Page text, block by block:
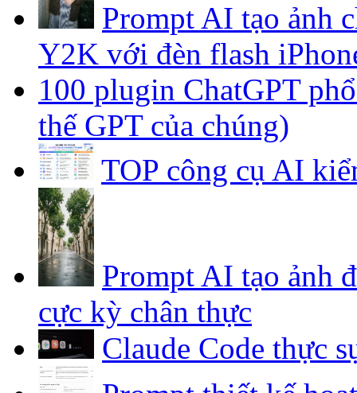
Prompt AI tạo ảnh
Y2K với đèn flash
100 plugin ChatGPT
thế GPT của chúng)
TOP công cụ AI
Prompt AI tạo ảnh
cực kỳ chân thực
Claude Code thực